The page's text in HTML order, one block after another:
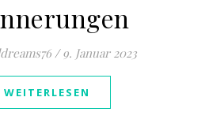
/ 9. Januar 2023
WEITERLESEN